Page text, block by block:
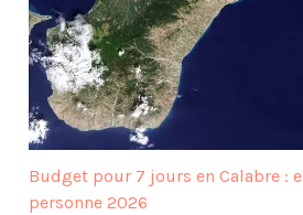
Budget pour 7 jours en Calabre :
personne 2026